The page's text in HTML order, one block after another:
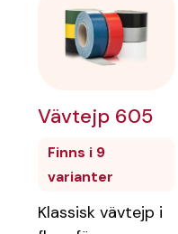
Vävtejp 605
Finns i 9
varianter
Klassisk vävtejp i